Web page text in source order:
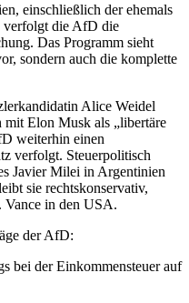
einschließlich der ehemals
verfolgt die AfD die
Das Programm sieht
sondern auch die komplette
Alice Weidel
Elon Musk als „libertäre
weiterhin einen
verfolgt. Steuerpolitisch
Javier Milei in Argentinien
sie rechtskonservativ,
Vance in den USA.
der AfD:
bei der Einkommensteuer auf